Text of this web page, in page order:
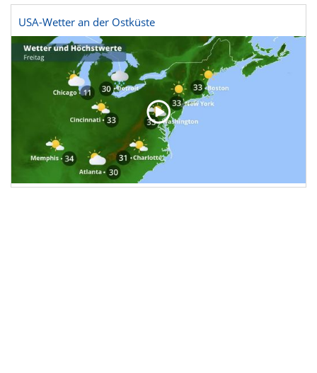
USA-Wetter an der Ostküste